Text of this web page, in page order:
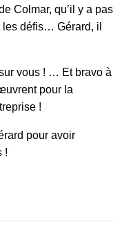
Colmar, qu’il y a pas
les défis… Gérard, il
vous ! … Et bravo à
pour la
!
pour avoir
!